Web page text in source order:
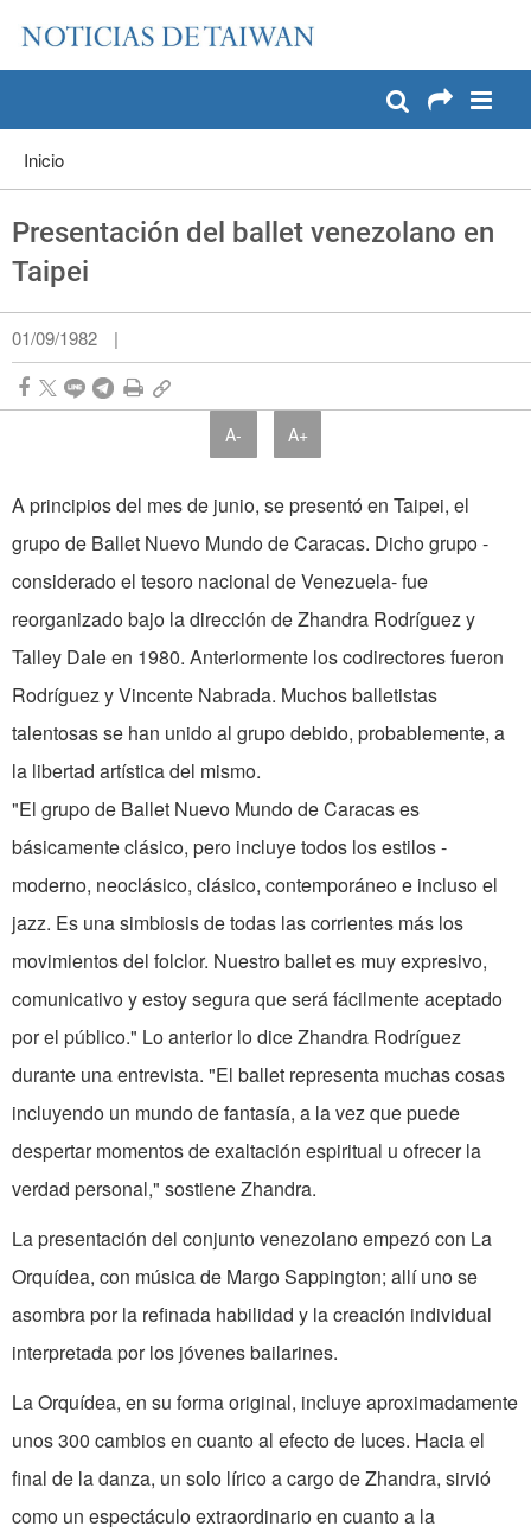
Pase a contenido principal
Inicio
Presentación del ballet venezolano en
Taipei
01/09/1982 |
A- A+
A principios del mes de junio, se presentó en Taipei, el
grupo de Ballet Nuevo Mundo de Caracas. Dicho grupo -
considerado el tesoro nacional de Venezuela- fue
reorganizado bajo la dirección de Zhandra Rodríguez y
Talley Dale en 1980. Anteriormente los codirectores fueron
Rodríguez y Vincente Nabrada. Muchos balletistas
talentosas se han unido al grupo debido, probablemente, a
la libertad artística del mismo.
"El grupo de Ballet Nuevo Mundo de Caracas es
básicamente clásico, pero incluye todos los estilos -
moderno, neoclásico, clásico, contemporáneo e incluso el
jazz. Es una simbiosis de todas las corrientes más los
movimientos del folclor. Nuestro ballet es muy expresivo,
comunicativo y estoy segura que será fácilmente aceptado
por el público." Lo anterior lo dice Zhandra Rodríguez
durante una entrevista. "El ballet representa muchas cosas
incluyendo un mundo de fantasía, a la vez que puede
despertar momentos de exaltación espiritual u ofrecer la
verdad personal," sostiene Zhandra.
La presentación del conjunto venezolano empezó con La
Orquídea, con música de Margo Sappington; allí uno se
asombra por la refinada habilidad y la creación individual
interpretada por los jóvenes bailarines.
La Orquídea, en su forma original, incluye aproximadamente
unos 300 cambios en cuanto al efecto de luces. Hacia el
final de la danza, un solo lírico a cargo de Zhandra, sirvió
como un espectáculo extraordinario en cuanto a la